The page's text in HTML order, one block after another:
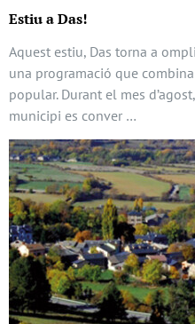
Estiu a Das!
Aquest estiu, Das torna a
una programació que
popular. Durant el mes
municipi es conver …